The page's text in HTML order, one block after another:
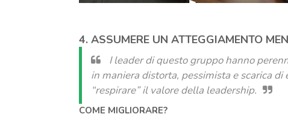
4. ASSUMERE UN ATTEGGIAMENTO
I leader di questo gruppo hanno
in maniera distorta, pessimista e scarica
“respirare” il valore della leadership.
COME MIGLIORARE?